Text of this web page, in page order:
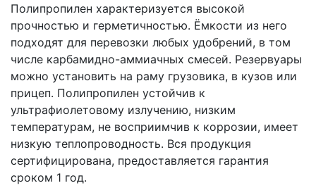
Полипропилен характеризуется высокой
прочностью и герметичностью. Ёмкости из него
подходят для перевозки любых удобрений, в том
числе карбамидно-аммиачных смесей. Резервуары
можно установить на раму грузовика, в кузов или
прицеп. Полипропилен устойчив к
ультрафиолетовому излучению, низким
температурам, не восприимчив к коррозии, имеет
низкую теплопроводность. Вся продукция
сертифицирована, предоставляется гарантия
сроком 1 год.